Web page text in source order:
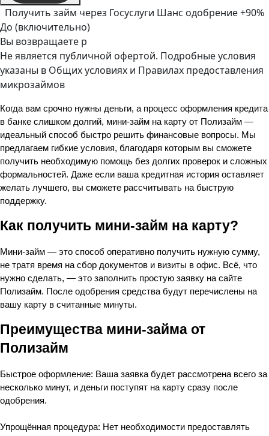
Получить займ через Госуслуги Шанс одобрение +90%
До (включительно)
Вы возвращаете р
Не является публичной офертой. Подробные условия
указаны в Общих условиях и Правилах предоставления
микрозаймов
Когда вам срочно нужны деньги, а процесс оформления кредита
в банке слишком долгий, мини-займ на карту от Полизайм —
идеальный способ быстро решить финансовые вопросы. Мы
предлагаем гибкие условия, благодаря которым вы сможете
получить необходимую помощь без долгих проверок и сложных
формальностей. Даже если ваша кредитная история оставляет
желать лучшего, вы сможете рассчитывать на быструю
поддержку.
Как получить мини-займ на карту?
Мини-займ — это способ оперативно получить нужную сумму,
не тратя время на сбор документов и визиты в офис. Всё, что
нужно сделать, — это заполнить простую заявку на сайте
Полизайм. После одобрения средства будут перечислены на
вашу карту в считанные минуты.
Преимущества мини-займа от
Полизайм
Быстрое оформление: Ваша заявка будет рассмотрена всего за
несколько минут, и деньги поступят на карту сразу после
одобрения.
Упрощённая процедура: Нет необходимости предоставлять